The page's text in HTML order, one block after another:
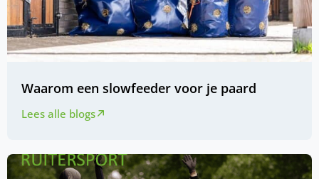
Waarom een slowfeeder voor je paard
Lees alle blogs